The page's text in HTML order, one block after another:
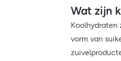
Wat zijn
Koolhydraten
vorm van